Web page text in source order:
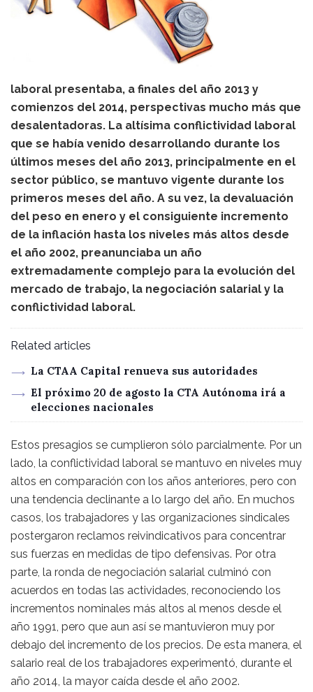
laboral presentaba, a finales del año 2013 y
comienzos del 2014, perspectivas mucho más que
desalentadoras. La altísima conflictividad laboral
que se había venido desarrollando durante los
últimos meses del año 2013, principalmente en el
sector público, se mantuvo vigente durante los
primeros meses del año. A su vez, la devaluación
del peso en enero y el consiguiente incremento
de la inflación hasta los niveles más altos desde
el año 2002, preanunciaba un año
extremadamente complejo para la evolución del
mercado de trabajo, la negociación salarial y la
conflictividad laboral.
Related articles
La CTAA Capital renueva sus autoridades
El próximo 20 de agosto la CTA Autónoma irá a
elecciones nacionales
Estos presagios se cumplieron sólo parcialmente. Por un
lado, la conflictividad laboral se mantuvo en niveles muy
altos en comparación con los años anteriores, pero con
una tendencia declinante a lo largo del año. En muchos
casos, los trabajadores y las organizaciones sindicales
postergaron reclamos reivindicativos para concentrar
sus fuerzas en medidas de tipo defensivas. Por otra
parte, la ronda de negociación salarial culminó con
acuerdos en todas las actividades, reconociendo los
incrementos nominales más altos al menos desde el
año 1991, pero que aun así se mantuvieron muy por
debajo del incremento de los precios. De esta manera, el
salario real de los trabajadores experimentó, durante el
año 2014, la mayor caída desde el año 2002.